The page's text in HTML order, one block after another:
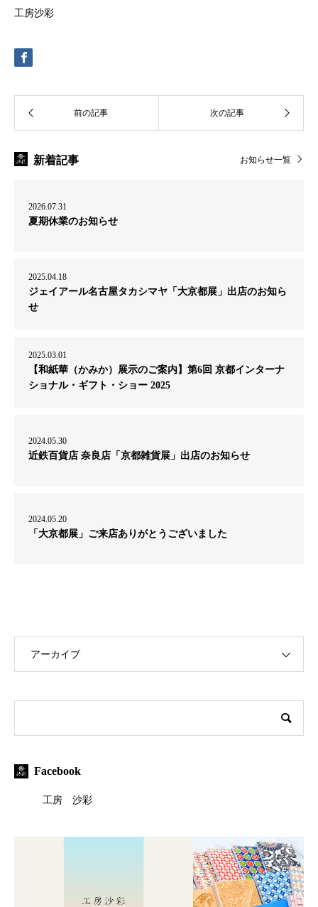
工房沙彩
新着記事 お知らせ一覧
2026.07.31
夏期休業のお知らせ
2025.04.18
ジェイアール名古屋タカシマヤ「大京都展」出店のお知ら
せ
2025.03.01
【和紙華（かみか）展示のご案内】第6回 京都インターナ
ショナル・ギフト・ショー 2025
2024.05.30
近鉄百貨店 奈良店「京都雑貨展」出店のお知らせ
2024.05.20
「大京都展」ご来店ありがとうございました
アーカイブ
Facebook
工房 沙彩